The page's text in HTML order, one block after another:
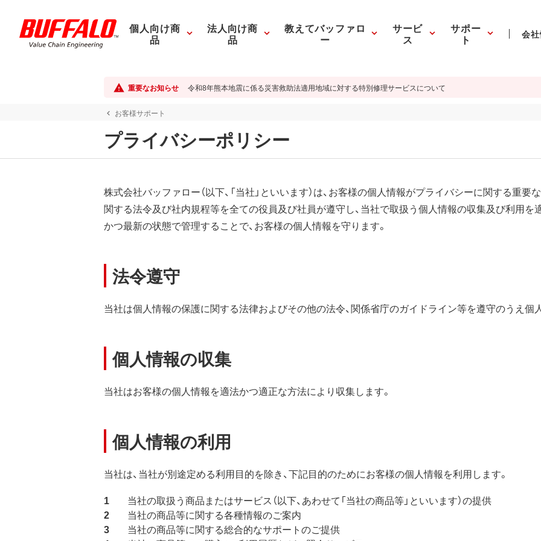
個人向け商
品
法人向け商
品
教えてバッファロ
ー
サービ
ス
サポー
ト 会
重要なお知らせ 令和8年熊本地震に係る災害救助法適用地域に対する特別修理サービスについて
お客様サポート
プライバシーポリシー
株式会社バッファロー（以下、「当社」といいます）は、お客様の個人情報がプライバシーに関する重
関する法令及び社内規程等を全ての役員及び社員が遵守し、当社で取扱う個人情報の収集及び利用を
かつ最新の状態で管理することで、お客様の個人情報を守ります。
法令遵守
当社は個人情報の保護に関する法律およびその他の法令、関係省庁のガイドライン等を遵守のうえ個
個人情報の収集
当社はお客様の個人情報を適法かつ適正な方法により収集します。
個人情報の利用
当社は、当社が別途定める利用目的を除き、下記目的のためにお客様の個人情報を利用します。
当社の取扱う商品またはサービス（以下、あわせて「当社の商品等」といいます）の提供
当社の商品等に関する各種情報のご案内
当社の商品等に関する総合的なサポートのご提供